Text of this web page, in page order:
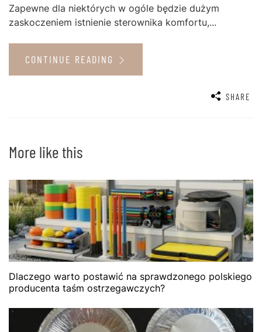
Zapewne dla niektórych w ogóle będzie dużym
zaskoczeniem istnienie sterownika komfortu,...
CONTINUE READING
SHARE
More like this
Dlaczego warto postawić na sprawdzonego polskiego
producenta taśm ostrzegawczych?